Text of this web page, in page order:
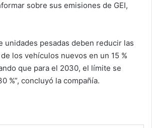
sobre sus emisiones de GEI,
unidades pesadas ​​deben reducir las
de los vehículos nuevos en un 15 %
que para el 2030, el límite se
%”, concluyó la compañía.